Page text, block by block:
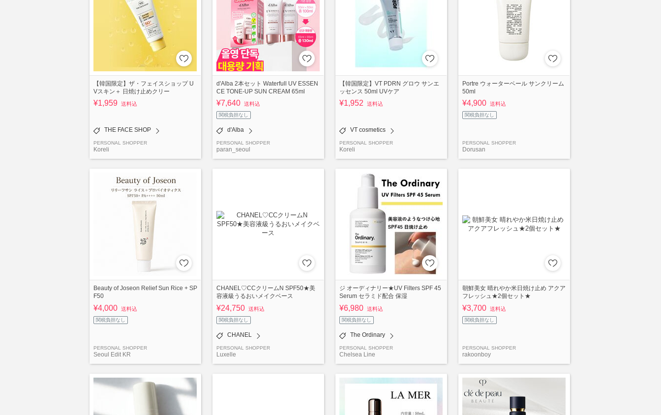
【韓国限定】ザ・フェイスショップ U
Vスキン＋ 日焼け止めクリー
¥1,959 送料込
THE FACE SHOP
PERSONAL SHOPPER
Koreli
d'Alba 2本セット Waterfull UV ESSEN
CE TONE-UP SUN CREAM 65ml
¥7,640 送料込
関税負担なし
d'Alba
PERSONAL SHOPPER
paran_seoul
【韓国限定】VT PDRN グロウ サンエ
ッセンス 50ml UVケア
¥1,952 送料込
VT cosmetics
PERSONAL SHOPPER
Koreli
Portre ウォーターベール サンクリーム
50ml
¥4,900 送料込
関税負担なし
PERSONAL SHOPPER
Dorusan
Beauty of Joseon Relief Sun Rice + SP
F50
¥4,000 送料込
関税負担なし
PERSONAL SHOPPER
Seoul Edit KR
CHANEL♡CCクリームN SPF50★美
容液級うるおいメイクベース
¥24,750 送料込
関税負担なし
CHANEL
PERSONAL SHOPPER
Luxelle
ジ オーディナリー★UV Filters SPF 45
Serum セラミド配合 保湿
¥6,980 送料込
関税負担なし
The Ordinary
PERSONAL SHOPPER
Chelsea Line
朝鮮美女 晴れやか米日焼け止め アクア
フレッシュ★2個セット★
¥3,700 送料込
関税負担なし
PERSONAL SHOPPER
rakoonboy